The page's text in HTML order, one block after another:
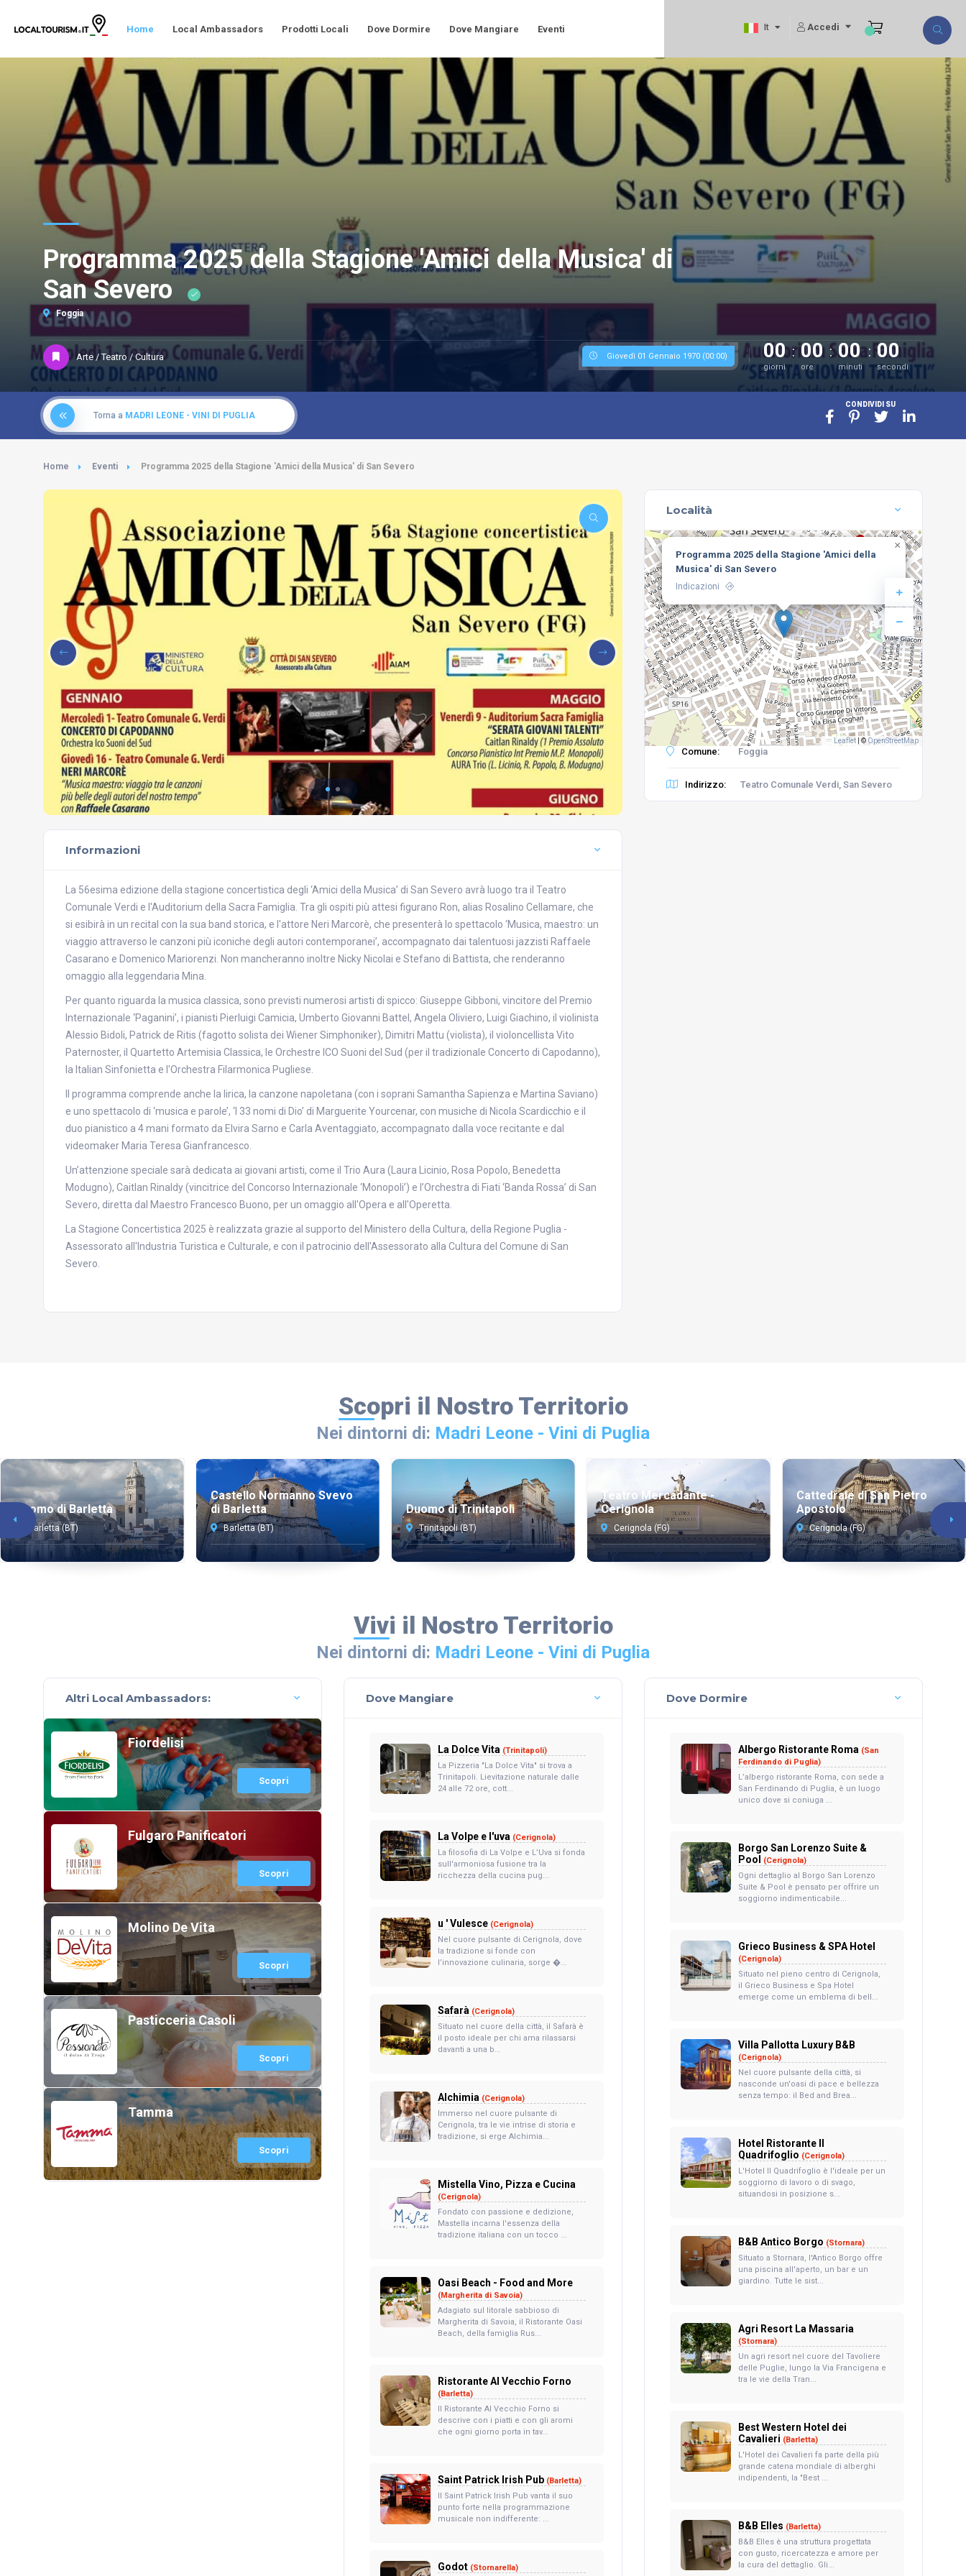
Accedi
It
Home Local Ambassadors Prodotti Locali Dove Dormire Dove Mangiare Eventi
Programma 2025 della Stagione 'Amici della Musica' di
San Severo
Foggia
Arte / Teatro / Cultura 00
giorni
00
ore
00
minuti
00
secondi
Giovedì 01 Gennaio 1970 (00:00)
Torna a MADRI LEONE - VINI DI PUGLIA
CONDIVIDI SU
Home Eventi Programma 2025 della Stagione 'Amici della Musica' di San Severo
Informazioni
La 56esima edizione della stagione concertistica degli ‘Amici della Musica’ di San Severo avrà luogo tra il Teatro
Comunale Verdi e l'Auditorium della Sacra Famiglia. Tra gli ospiti più attesi figurano Ron, alias Rosalino Cellamare, che
si esibirà in un recital con la sua band storica, e l'attore Neri Marcorè, che presenterà lo spettacolo ‘Musica, maestro: un
viaggio attraverso le canzoni più iconiche degli autori contemporanei’, accompagnato dai talentuosi jazzisti Raffaele
Casarano e Domenico Mariorenzi. Non mancheranno inoltre Nicky Nicolai e Stefano di Battista, che renderanno
omaggio alla leggendaria Mina.
Per quanto riguarda la musica classica, sono previsti numerosi artisti di spicco: Giuseppe Gibboni, vincitore del Premio
Internazionale ‘Paganini’, i pianisti Pierluigi Camicia, Umberto Giovanni Battel, Angela Oliviero, Luigi Giachino, il violinista
Alessio Bidoli, Patrick de Ritis (fagotto solista dei Wiener Simphoniker), Dimitri Mattu (violista), il violoncellista Vito
Paternoster, il Quartetto Artemisia Classica, le Orchestre ICO Suoni del Sud (per il tradizionale Concerto di Capodanno),
la Italian Sinfonietta e l'Orchestra Filarmonica Pugliese.
Il programma comprende anche la lirica, la canzone napoletana (con i soprani Samantha Sapienza e Martina Saviano)
e uno spettacolo di ‘musica e parole’, ‘I 33 nomi di Dio’ di Marguerite Yourcenar, con musiche di Nicola Scardicchio e il
duo pianistico a 4 mani formato da Elvira Sarno e Carla Aventaggiato, accompagnato dalla voce recitante e dal
videomaker Maria Teresa Gianfrancesco.
Un’attenzione speciale sarà dedicata ai giovani artisti, come il Trio Aura (Laura Licinio, Rosa Popolo, Benedetta
Modugno), Caitlan Rinaldy (vincitrice del Concorso Internazionale ‘Monopoli’) e l’Orchestra di Fiati ‘Banda Rossa’ di San
Severo, diretta dal Maestro Francesco Buono, per un omaggio all'Opera e all'Operetta.
La Stagione Concertistica 2025 è realizzata grazie al supporto del Ministero della Cultura, della Regione Puglia -
Assessorato all'Industria Turistica e Culturale, e con il patrocinio dell'Assessorato alla Cultura del Comune di San
Severo.
Località
Programma 2025 della Stagione 'Amici della
Musica' di San Severo
Indicazioni
×
Leaflet © OpenStreetMap
Comune: Foggia
Indirizzo: Teatro Comunale Verdi, San Severo
Scopri il Nostro Territorio
Nei dintorni di: Madri Leone - Vini di Puglia
Duomo di Barletta
Barletta (BT)
Castello Normanno Svevo
di Barletta
Barletta (BT)
Duomo di Trinitapoli
Trinitapoli (BT)
Teatro Mercadante -
Cerignola
Cerignola (FG)
Cattedrale di San Pietro
Apostolo
Cerignola (FG)
Vivi il Nostro Territorio
Nei dintorni di: Madri Leone - Vini di Puglia
Altri Local Ambassadors:
Fiordelisi
Scopri
Fulgaro Panificatori
Scopri
Molino De Vita
Scopri
Pasticceria Casoli
Scopri
Tamma
Scopri
Dove Mangiare
La Dolce Vita (Trinitapoli)
La Pizzeria "La Dolce Vita" si trova a
Trinitapoli. Lievitazione naturale dalle
24 alle 72 ore, cott...
La Volpe e l'uva (Cerignola)
La filosofia di La Volpe e L’Uva si fonda
sull'armoniosa fusione tra la
ricchezza della cucina pug...
u ' Vulesce (Cerignola)
Nel cuore pulsante di Cerignola, dove
la tradizione si fonde con
l’innovazione culinaria, sorge �...
Safarà (Cerignola)
Situato nel cuore della città, il Safarà è
il posto ideale per chi ama rilassarsi
davanti a una b...
Alchimia (Cerignola)
Immerso nel cuore pulsante di
Cerignola, tra le vie intrise di storia e
tradizione, si erge Alchimia...
Mistella Vino, Pizza e Cucina
(Cerignola)
Fondato con passione e dedizione,
Mastella incarna l'essenza della
tradizione italiana con un tocco ...
Oasi Beach - Food and More
(Margherita di Savoia)
Adagiato sul litorale sabbioso di
Margherita di Savoia, il Ristorante Oasi
Beach, della famiglia Rus...
Ristorante Al Vecchio Forno
(Barletta)
Il Ristorante Al Vecchio Forno si
descrive con i piatti e con gli aromi
che ogni giorno porta in tav...
Saint Patrick Irish Pub (Barletta)
Il Saint Patrick Irish Pub vanta il suo
punto forte nella programmazione
musicale non indifferente: ...
Godot (Stornarella)
Dove Dormire
Albergo Ristorante Roma (San
Ferdinando di Puglia)
L’albergo ristorante Roma, con sede a
San Ferdinando di Puglia, è un luogo
unico dove si coniuga ...
Borgo San Lorenzo Suite &
Pool
(Cerignola)
Ogni dettaglio al Borgo San Lorenzo
Suite & Pool è pensato per offrire un
soggiorno indimenticabile...
Grieco Business & SPA Hotel
(Cerignola)
Situato nel pieno centro di Cerignola,
il Grieco Business e Spa Hotel
emerge come un emblema di bell...
Villa Pallotta Luxury B&B
(Cerignola)
Nel cuore pulsante della città, si
nasconde un'oasi di pace e bellezza
senza tempo: il Bed and Brea...
Hotel Ristorante Il
Quadrifoglio (Cerignola)
L'Hotel Il Quadrifoglio è l'ideale per un
soggiorno di lavoro o di svago,
situandosi in posizione s...
B&B Antico Borgo (Stornara)
Situato a Stornara, l'Antico Borgo offre
una piscina all'aperto, un bar e un
giardino. Tutte le sist...
Agri Resort La Massaria
(Stornara)
Un agri resort nel cuore del Tavoliere
delle Puglie, lungo la Via Francigena e
tra le vie della Tran...
Best Western Hotel dei
Cavalieri (Barletta)
L'Hotel dei Cavalieri fa parte della più
grande catena mondiale di alberghi
indipendenti, la "Best ...
B&B Elles (Barletta)
B&B Elles è una struttura progettata
con gusto, ricercatezza e amore per
la cura del dettaglio. Gli...